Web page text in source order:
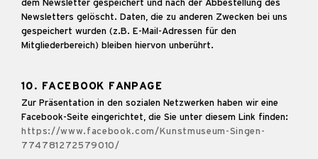
dem Newsletter gespeichert und nach der Abbestellung des
Newsletters gelöscht. Daten, die zu anderen Zwecken bei uns
gespeichert wurden (z.B. E-Mail-Adressen für den
Mitgliederbereich) bleiben hiervon unberührt.
10. FACEBOOK FANPAGE
Zur Präsentation in den sozialen Netzwerken haben wir eine
Facebook-Seite eingerichtet, die Sie unter diesem Link finden:
https://www.facebook.com/Kunstmuseum-Singen-
774781272579010/